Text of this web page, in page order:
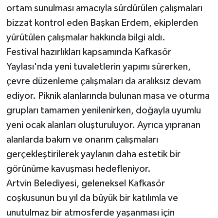
ortam sunulması amacıyla sürdürülen çalışmaları
bizzat kontrol eden Başkan Erdem, ekiplerden
yürütülen çalışmalar hakkında bilgi aldı.
Festival hazırlıkları kapsamında Kafkasör
Yaylası'nda yeni tuvaletlerin yapımı sürerken,
çevre düzenleme çalışmaları da aralıksız devam
ediyor. Piknik alanlarında bulunan masa ve oturma
grupları tamamen yenilenirken, doğayla uyumlu
yeni ocak alanları oluşturuluyor. Ayrıca yıpranan
alanlarda bakım ve onarım çalışmaları
gerçekleştirilerek yaylanın daha estetik bir
görünüme kavuşması hedefleniyor.
Artvin Belediyesi, geleneksel Kafkasör
coşkusunun bu yıl da büyük bir katılımla ve
unutulmaz bir atmosferde yaşanması için